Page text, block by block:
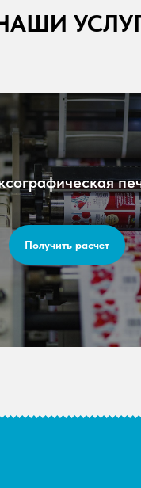
Получить расчет